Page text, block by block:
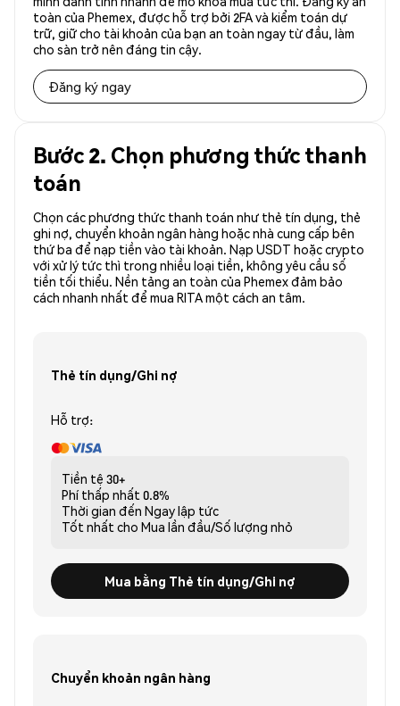
toàn của Phemex, được hỗ trợ bởi 2FA và kiểm toán dự
trữ, giữ cho tài khoản của bạn an toàn ngay từ đầu, làm
cho sàn trở nên đáng tin cậy.
Đăng ký ngay
Bước 2. Chọn phương thức thanh
toán
Chọn các phương thức thanh toán như thẻ tín dụng, thẻ
ghi nợ, chuyển khoản ngân hàng hoặc nhà cung cấp bên
thứ ba để nạp tiền vào tài khoản. Nạp USDT hoặc crypto
với xử lý tức thì trong nhiều loại tiền, không yêu cầu số
tiền tối thiểu. Nền tảng an toàn của Phemex đảm bảo
cách nhanh nhất để mua RITA một cách an tâm.
Thẻ tín dụng/Ghi nợ
Hỗ trợ:
Tiền tệ 30+
Phí thấp nhất 0.8%
Thời gian đến Ngay lập tức
Tốt nhất cho Mua lần đầu/Số lượng nhỏ
Mua bằng Thẻ tín dụng/Ghi nợ
Chuyển khoản ngân hàng